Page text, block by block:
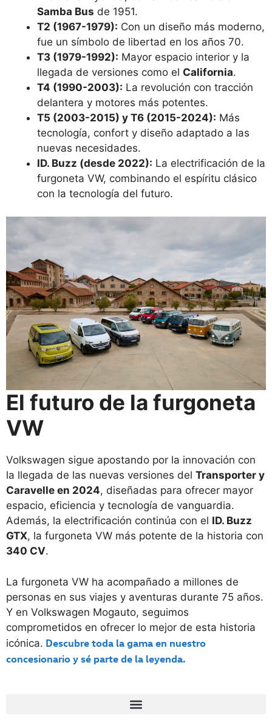
Samba Bus de 1951.
T2 (1967-1979): Con un diseño más moderno,
fue un símbolo de libertad en los años 70.
T3 (1979-1992): Mayor espacio interior y la
llegada de versiones como el California.
T4 (1990-2003): La revolución con tracción
delantera y motores más potentes.
T5 (2003-2015) y T6 (2015-2024): Más
tecnología, confort y diseño adaptado a las
nuevas necesidades.
ID. Buzz (desde 2022): La electrificación de la
furgoneta VW, combinando el espíritu clásico
con la tecnología del futuro.
El futuro de la furgoneta
VW
Volkswagen sigue apostando por la innovación con
la llegada de las nuevas versiones del Transporter y
Caravelle en 2024, diseñadas para ofrecer mayor
espacio, eficiencia y tecnología de vanguardia.
Además, la electrificación continúa con el ID. Buzz
GTX, la furgoneta VW más potente de la historia con
340 CV.
La furgoneta VW ha acompañado a millones de
personas en sus viajes y aventuras durante 75 años.
Y en Volkswagen Mogauto, seguimos
comprometidos en ofrecer lo mejor de esta historia
icónica. Descubre toda la gama en nuestro
concesionario y sé parte de la leyenda.